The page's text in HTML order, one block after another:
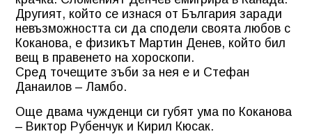
Другият, който се изнася от България заради
невъзможността си да сподели своята любов с
Коканова, е физикът Мартин Денев, който бил
вещ в правенето на хороскопи.
Сред точещите зъби за нея е и Стефан
Данаилов – Ламбо.
Още двама чужденци си губят ума по Коканова
– Виктор Рубенчук и Кирил Кюсак.